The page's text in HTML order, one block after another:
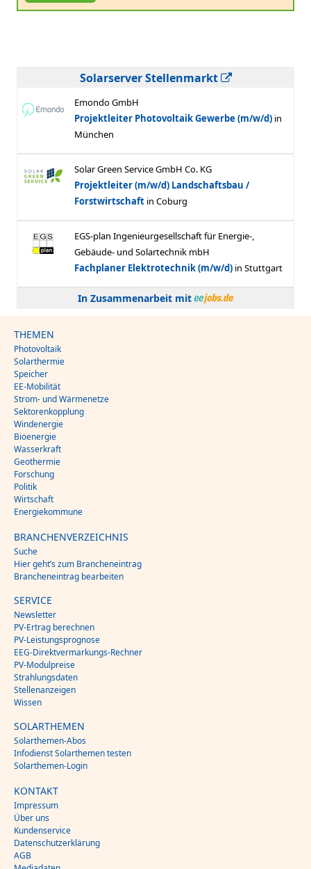
Solarserver Stellenmarkt
In Zusammenarbeit mit
THEMEN
Photovoltaik
Solarthermie
Speicher
EE-Mobilität
Strom- und Wärmenetze
Sektorenkopplung
Windenergie
Bioenergie
Wasserkraft
Geothermie
Forschung
Politik
Wirtschaft
Energiekommune
BRANCHENVERZEICHNIS
Suche
Hier geht’s zum Brancheneintrag
Brancheneintrag bearbeiten
SERVICE
Newsletter
PV-Ertrag berechnen
PV-Leistungsprognose
EEG-Direktvermarkungs-Rechner
PV-Modulpreise
Strahlungsdaten
Stellenanzeigen
Wissen
SOLARTHEMEN
Solarthemen-Abos
Infodienst Solarthemen testen
Solarthemen-Login
KONTAKT
Impressum
Über uns
Kundenservice
Datenschutzerklärung
AGB